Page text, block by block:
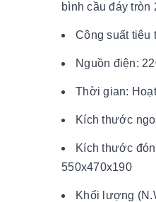
bình cầu đáy tròn
Công suất tiêu
Nguồn điện:
Thời gian:
Kích thước
Kích thước
550x470x190
Khối lượng